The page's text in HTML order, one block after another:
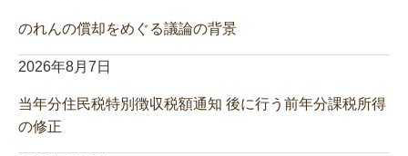
のれんの償却をめぐる議論の背景
2026年8月7日
当年分住民税特別徴収税額通知 後に行う前年分課税所得
の修正